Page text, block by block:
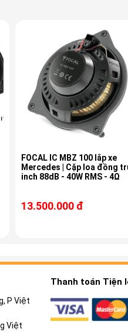
FOCAL IC MBZ 100 lắp xe
Mercedes | Cặp loa đồng
inch 88dB - 40W RMS - 4Ω
13.500.000 đ
P Việt
Việt
Thanh toán Tiện